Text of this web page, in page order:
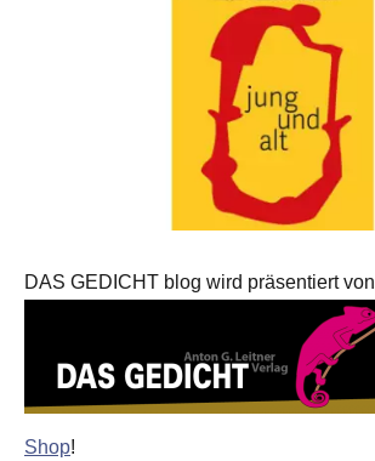
DAS GEDICHT blog wird präsentiert von
Shop!